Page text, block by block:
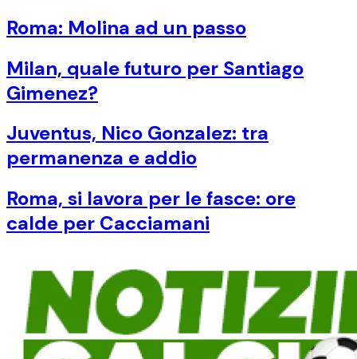
Roma: Molina ad un passo
Milan, quale futuro per Santiago
Gimenez?
Juventus, Nico Gonzalez: tra
permanenza e addio
Roma, si lavora per le fasce: ore
calde per Cacciamani